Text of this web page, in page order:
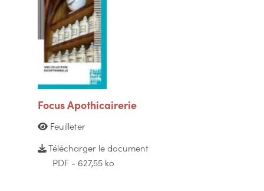
Focus Apothicairerie
Feuilleter
Télécharger le document
PDF - 627,55 ko